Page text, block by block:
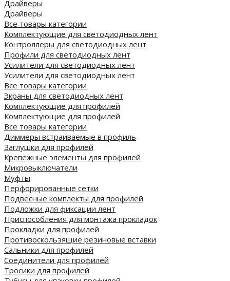
Драйверы
Драйверы
Все товары категории
Комплектующие для светодиодных лент
Контроллеры для светодиодных лент
Профили для светодиодных лент
Усилители для светодиодных лент
Усилители для светодиодных лент
Все товары категории
Экраны для светодиодных лент
Комплектующие для профилей
Комплектующие для профилей
Все товары категории
Диммеры встраиваемые в профиль
Заглушки для профилей
Крепежные элементы для профилей
Микровыключатели
Муфты
Перфорированные сетки
Подвесные комплекты для профилей
Подложки для фиксации лент
Приспособления для монтажа прокладок
Прокладки для профилей
Противоскользящие резиновые вставки
Сальники для профилей
Соединители для профилей
Тросики для профилей